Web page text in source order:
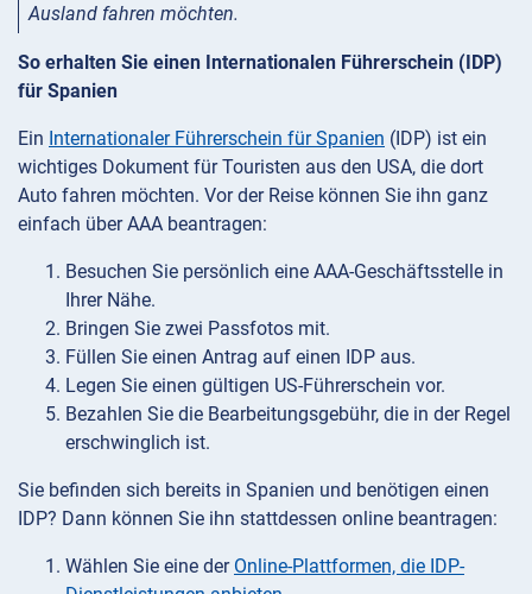
Ausland fahren möchten.
So erhalten Sie einen Internationalen Führerschein (IDP)
für Spanien
Ein Internationaler Führerschein für Spanien (IDP) ist ein
wichtiges Dokument für Touristen aus den USA, die dort
Auto fahren möchten. Vor der Reise können Sie ihn ganz
einfach über AAA beantragen:
Besuchen Sie persönlich eine AAA-Geschäftsstelle in
Ihrer Nähe.
Bringen Sie zwei Passfotos mit.
Füllen Sie einen Antrag auf einen IDP aus.
Legen Sie einen gültigen US-Führerschein vor.
Bezahlen Sie die Bearbeitungsgebühr, die in der Regel
erschwinglich ist.
Sie befinden sich bereits in Spanien und benötigen einen
IDP? Dann können Sie ihn stattdessen online beantragen:
Wählen Sie eine der Online-Plattformen, die IDP-